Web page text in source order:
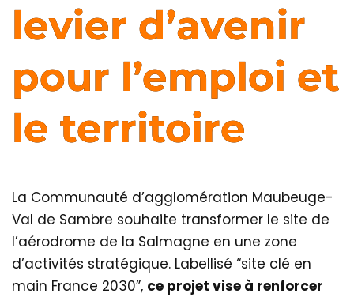
levier d’avenir
pour l’emploi et
le territoire
La Communauté d’agglomération Maubeuge-
Val de Sambre souhaite transformer le site de
l’aérodrome de la Salmagne en une zone
d’activités stratégique. Labellisé “site clé en
main France 2030”, ce projet vise à renforcer